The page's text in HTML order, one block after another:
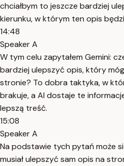
chciałbym to jeszcze bardziej
kierunku, w którym ten opis
14:48
Speaker A
W tym celu zapytałem Gemini:
bardziej ulepszyć opis, który
stronie? To dobra taktyka, w
brakuje, a AI dostaje te
lepszą treść.
15:08
Speaker A
Na podstawie tych pytań może
musiał ulepszyć sam opis na